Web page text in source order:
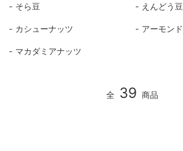
そら豆 えんどう豆
カシューナッツ アーモンド
マカダミアナッツ
全 39 商品